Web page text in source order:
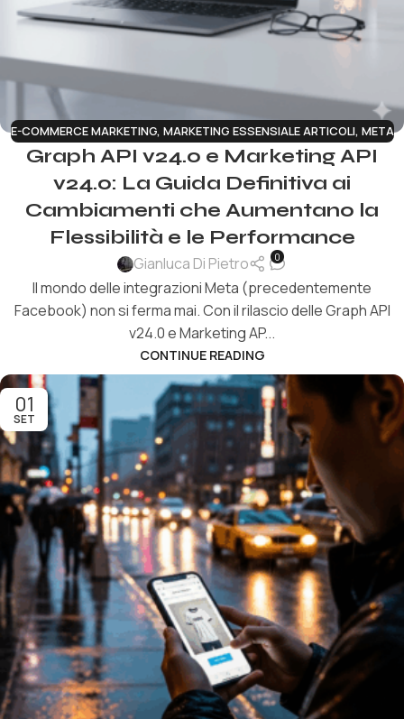
E-COMMERCE MARKETING, MARKETING ESSENSIALE ARTICOLI, META
Graph API v24.0 e Marketing API
v24.0: La Guida Definitiva ai
Cambiamenti che Aumentano la
Flessibilità e le Performance
Gianluca Di Pietro 0
Il mondo delle integrazioni Meta (precedentemente
Facebook) non si ferma mai. Con il rilascio delle Graph API
v24.0 e Marketing AP...
CONTINUE READING
01
SET